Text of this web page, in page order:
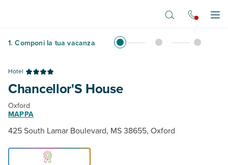
1. Componi la tua vacanza
Hotel
Chancellor'S House
Oxford
MAPPA
425 South Lamar Boulevard, MS 38655, Oxford